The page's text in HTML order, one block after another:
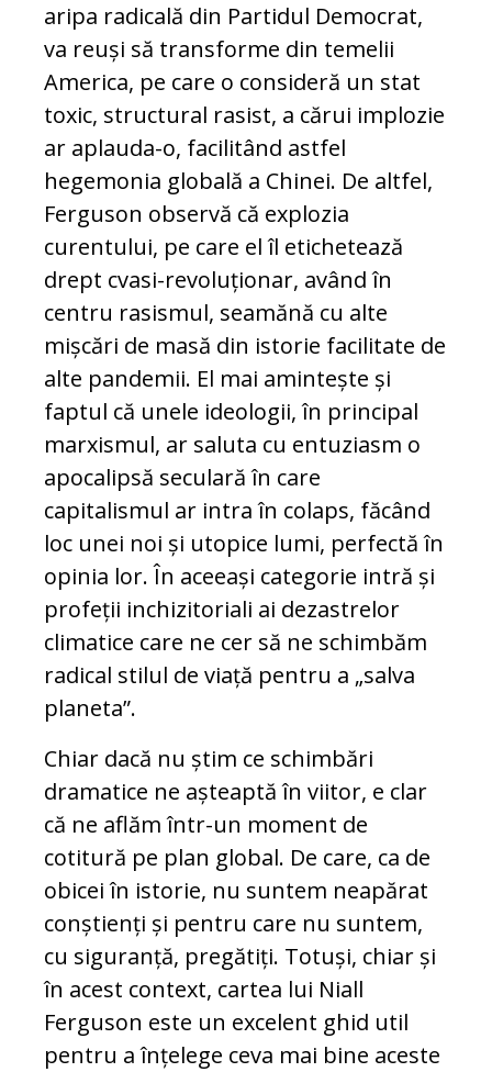
aripa radicală din Partidul Democrat,
va reuși să transforme din temelii
America, pe care o consideră un stat
toxic, structural rasist, a cărui implozie
ar aplauda-o, facilitând astfel
hegemonia globală a Chinei. De altfel,
Ferguson observă că explozia
curentului, pe care el îl etichetează
drept cvasi-revoluționar, având în
centru rasismul, seamănă cu alte
mișcări de masă din istorie facilitate de
alte pandemii. El mai amintește și
faptul că unele ideologii, în principal
marxismul, ar saluta cu entuziasm o
apocalipsă seculară în care
capitalismul ar intra în colaps, făcând
loc unei noi și utopice lumi, perfectă în
opinia lor. În aceeași categorie intră și
profeții inchizitoriali ai dezastrelor
climatice care ne cer să ne schimbăm
radical stilul de viață pentru a „salva
planeta”.
Chiar dacă nu știm ce schimbări
dramatice ne așteaptă în viitor, e clar
că ne aflăm într-un moment de
cotitură pe plan global. De care, ca de
obicei în istorie, nu suntem neapărat
conștienți și pentru care nu suntem,
cu siguranță, pregătiți. Totuși, chiar și
în acest context, cartea lui Niall
Ferguson este un excelent ghid util
pentru a înțelege ceva mai bine aceste